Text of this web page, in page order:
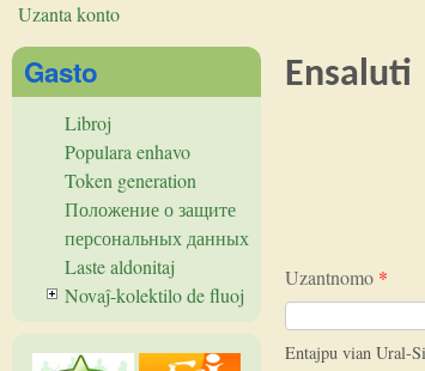
Vi estas ĉi tie
Uzanta konto
Ensaluti
Uzantnomo *
Entajpu vian Ural-
Gasto
Libroj
Populara enhavo
Token generation
Положение о защите
персональных данных
Laste aldonitaj
Novaĵ-kolektilo de fluoj